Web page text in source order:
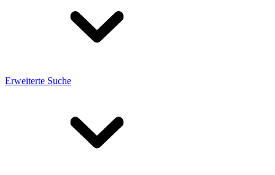
Erweiterte Suche